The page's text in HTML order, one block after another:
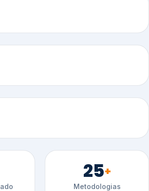
25+
Metodologias